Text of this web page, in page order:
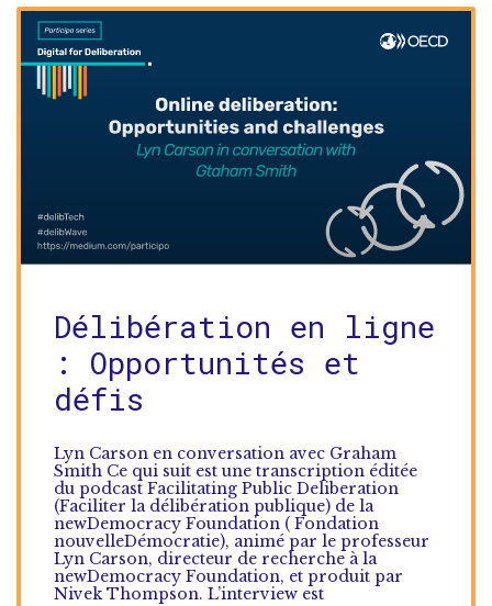
Délibération en ligne
: Opportunités et
défis
Lyn Carson en conversation avec Graham
Smith Ce qui suit est une transcription éditée
du podcast Facilitating Public Deliberation
(Faciliter la délibération publique) de la
newDemocracy Foundation ( Fondation
nouvelleDémocratie), animé par le professeur
Lyn Carson, directeur de recherche à la
newDemocracy Foundation, et produit par
Nivek Thompson. L’interview est